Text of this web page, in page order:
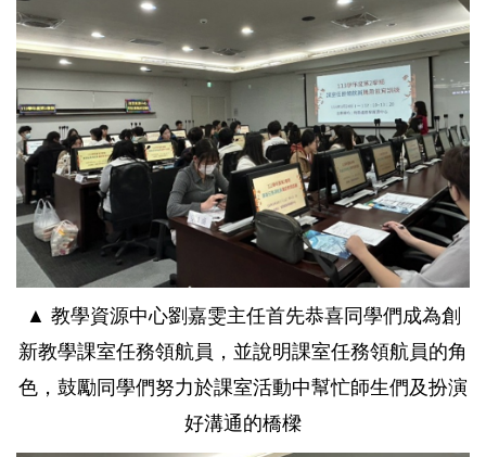
▲ 教學資源中心劉嘉雯主任首先恭喜同學們成為創
新教學課室任務領航員 ，並說明課室任務領航員的角
色，鼓勵同學們努力於課室活動中幫忙師生們及扮演
好溝通的橋樑